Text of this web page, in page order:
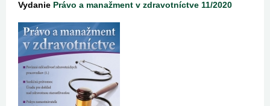
Vydanie Právo a manažment v zdravotníctve 11/2020